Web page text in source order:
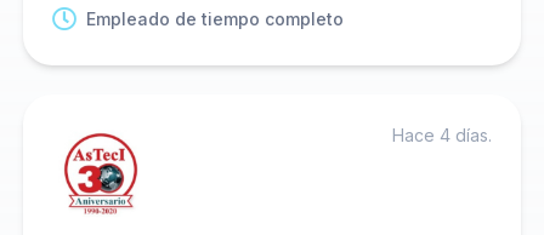
Empleado de tiempo completo
Hace 4 días.